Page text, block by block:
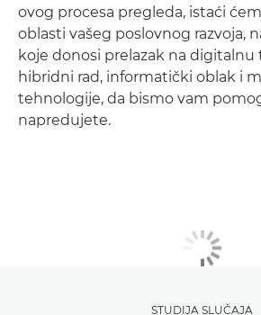
ovog procesa pregleda, istaći
oblasti vašeg poslovnog razvoja,
koje donosi prelazak na digitalnu
hibridni rad, informatički oblak i
tehnologije, da bismo vam
napredujete.
STUDIJA SLUČAJA